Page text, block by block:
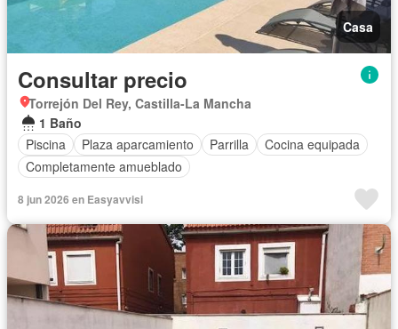
Casa
Consultar precio
Torrejón Del Rey, Castilla-La Mancha
1 Baño
Piscina
Plaza aparcamiento Parrilla
Cocina equipada
Completamente amueblado
8 jun 2026 en Easyavvisi